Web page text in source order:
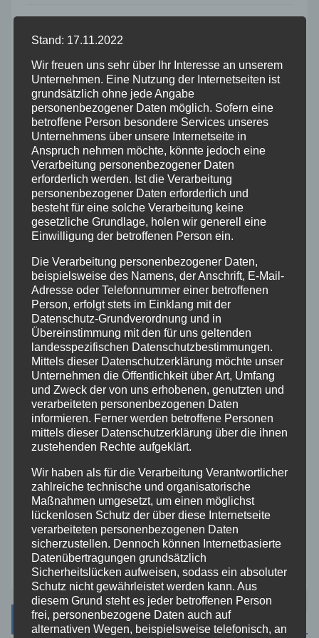
Altenkirchen
Bundespolizei
Feuerwehr
Hilfsorganisationen
Mayen-Koblenz
Polizei
Rettungsdienst
Rhein-Lahn
THW
Veranstaltungen
Video
Westerwald
Zoll
Archiv
Stand: 17.11.2022
Wir freuen uns sehr über Ihr Interesse an unserem
Unternehmen. Eine Nutzung der Internetseiten ist
grundsätzlich ohne jede Angabe
personenbezogener Daten möglich. Sofern eine
betroffene Person besondere Services unseres
Unternehmens über unsere Internetseite in
Anspruch nehmen möchte, könnte jedoch eine
Verarbeitung personenbezogener Daten
erforderlich werden. Ist die Verarbeitung
personenbezogener Daten erforderlich und
besteht für eine solche Verarbeitung keine
gesetzliche Grundlage, holen wir generell eine
Einwilligung der betroffenen Person ein.
Die Verarbeitung personenbezogener Daten,
beispielsweise des Namens, der Anschrift, E-Mail-
Adresse oder Telefonnummer einer betroffenen
Person, erfolgt stets im Einklang mit der
Datenschutz-Grundverordnung und in
Übereinstimmung mit den für uns geltenden
landesspezifischen Datenschutzbestimmungen.
Mittels dieser Datenschutzerklärung möchte unser
Unternehmen die Öffentlichkeit über Art, Umfang
und Zweck der von uns erhobenen, genutzten und
verarbeiteten personenbezogenen Daten
informieren. Ferner werden betroffene Personen
mittels dieser Datenschutzerklärung über die ihnen
zustehenden Rechte aufgeklärt.
Wir haben als für die Verarbeitung Verantwortlicher
zahlreiche technische und organisatorische
Maßnahmen umgesetzt, um einen möglichst
lückenlosen Schutz der über diese Internetseite
verarbeiteten personenbezogenen Daten
sicherzustellen. Dennoch können Internetbasierte
Datenübertragungen grundsätzlich
Sicherheitslücken aufweisen, sodass ein absoluter
Schutz nicht gewährleistet werden kann. Aus
diesem Grund steht es jeder betroffenen Person
frei, personenbezogene Daten auch auf
alternativen Wegen, beispielsweise telefonisch, an